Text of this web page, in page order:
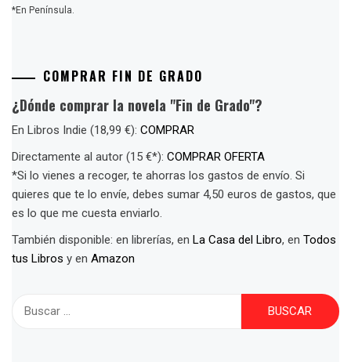
*En Península.
COMPRAR FIN DE GRADO
¿Dónde comprar la novela "Fin de Grado"?
En Libros Indie (18,99 €): COMPRAR
Directamente al autor (15 €*): COMPRAR OFERTA
*Si lo vienes a recoger, te ahorras los gastos de envío. Si
quieres que te lo envíe, debes sumar 4,50 euros de gastos, que
es lo que me cuesta enviarlo.
También disponible: en librerías, en La Casa del Libro, en Todos
tus Libros y en Amazon